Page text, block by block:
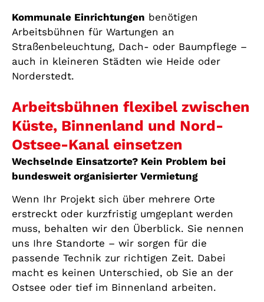
Kommunale Einrichtungen benötigen
Arbeitsbühnen für Wartungen an
Straßenbeleuchtung, Dach- oder Baumpflege –
auch in kleineren Städten wie Heide oder
Norderstedt.
Arbeitsbühnen flexibel zwischen
Küste, Binnenland und Nord-
Ostsee-Kanal einsetzen
Wechselnde Einsatzorte? Kein Problem bei
bundesweit organisierter Vermietung
Wenn Ihr Projekt sich über mehrere Orte
erstreckt oder kurzfristig umgeplant werden
muss, behalten wir den Überblick. Sie nennen
uns Ihre Standorte – wir sorgen für die
passende Technik zur richtigen Zeit. Dabei
macht es keinen Unterschied, ob Sie an der
Ostsee oder tief im Binnenland arbeiten.